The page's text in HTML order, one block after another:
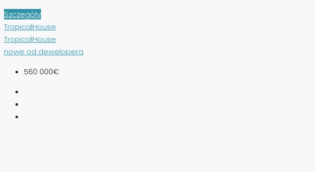
Szczegóły
TropicalHouse
TropicalHouse
nowe od dewelopera
560 000€